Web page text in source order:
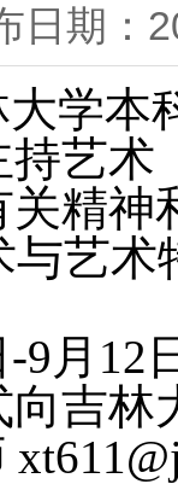
日期：
学本
艺术
精神
与艺
9月12
吉林